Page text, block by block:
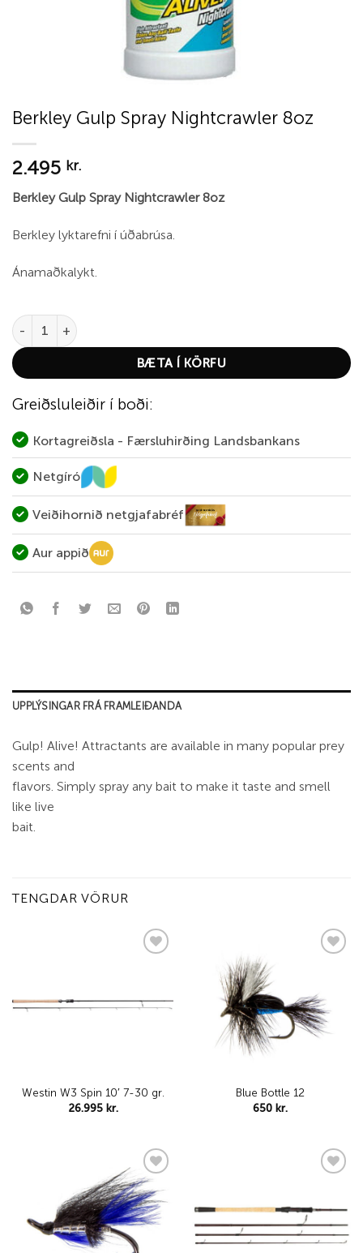
Berkley Gulp Spray Nightcrawler 8oz
2.495 kr.
Berkley Gulp Spray Nightcrawler 8oz
Berkley lyktarefni í úðabrúsa.
Ánamaðkalykt.
Berkley Gulp Spray Nightcrawler 8oz quantity
BÆTA Í KÖRFU
Greiðsluleiðir í boði:
Kortagreiðsla - Færsluhirðing Landsbankans
Netgíró
Veiðihornið netgjafabréf
Aur appið
UPPLÝSINGAR FRÁ FRAMLEIÐANDA
Gulp! Alive! Attractants are available in many popular prey
scents and
flavors. Simply spray any bait to make it taste and smell
like live
bait.
TENGDAR VÖRUR
Westin W3 Spin 10′ 7-30 gr.
26.995 kr.
Blue Bottle 12
650 kr.
Add to
wishlist